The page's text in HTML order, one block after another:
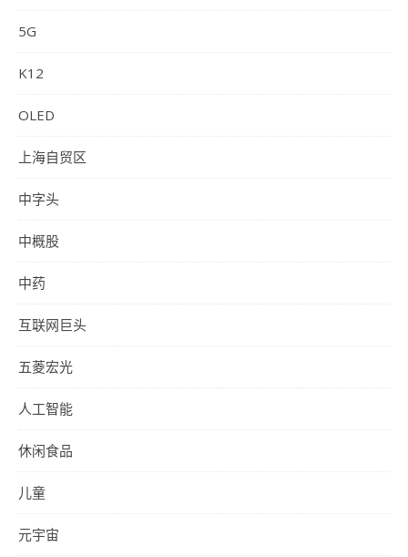
5G
K12
OLED
上海自贸区
中字头
中概股
中药
互联网巨头
五菱宏光
人工智能
休闲食品
儿童
元宇宙